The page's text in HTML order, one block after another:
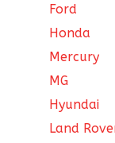
Ford
Honda
Mercury
MG
Hyundai
Land